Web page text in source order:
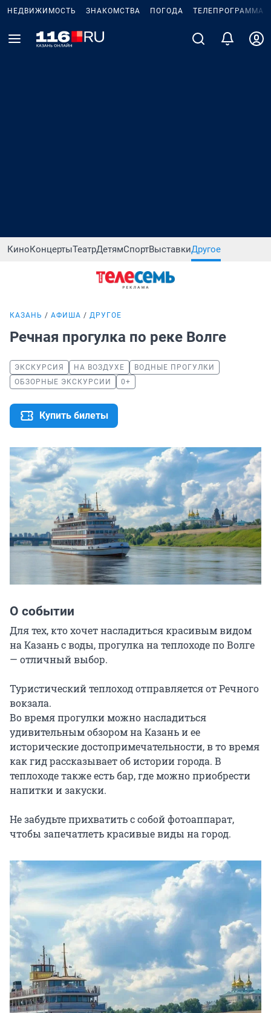
НЕДВИЖИМОСТЬ ЗНАКОМСТВА ПОГОДА ТЕЛЕПРОГРАММА
КиноКонцертыТеатрДетямСпортВыставкиДругое
КАЗАНЬ АФИША ДРУГОЕ
Речная прогулка по реке Волгe
ЭКСКУРСИЯ НА ВОЗДУХЕ
ВОДНЫЕ ПРОГУЛКИ
ОБЗОРНЫЕ ЭКСКУРСИИ
0+
Купить билеты
О событии
Для тех, кто хочет насладиться красивым видом
на Казань с воды, прогулка на теплоходе по Волге
— отличный выбор.
Туристический теплоход отправляется от Речного
вокзала.
Во время прогулки можно насладиться
удивительным обзором на Казань и ее
исторические достопримечательности, в то время
как гид рассказывает об истории города. В
теплоходе также есть бар, где можно приобрести
напитки и закуски.
Не забудьте прихватить с собой фотоаппарат,
чтобы запечатлеть красивые виды на город.